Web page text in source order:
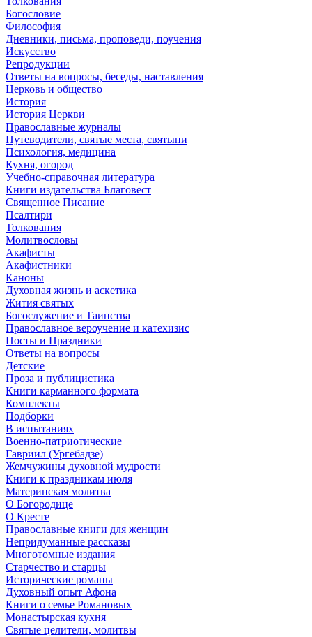
Богословие
Философия
Дневники, письма, проповеди, поучения
Искусство
Репродукции
Ответы на вопросы, беседы, наставления
Церковь и общество
История
История Церкви
Православные журналы
Путеводители, святые места, святыни
Психология, медицина
Кухня, огород
Учебно-справочная литература
Книги издательства Благовест
Священное Писание
Псалтири
Толкования
Молитвословы
Акафисты
Акафистники
Каноны
Духовная жизнь и аскетика
Жития святых
Богослужение и Таинства
Православное вероучение и катехизис
Посты и Праздники
Ответы на вопросы
Детские
Проза и публицистика
Книги карманного формата
Комплекты
Подборки
В испытаниях
Военно-патриотические
Гавриил (Ургебадзе)
Жемчужины духовной мудрости
Книги к праздникам июля
Материнская молитва
О Богородице
О Кресте
Православные книги для женщин
Непридуманные рассказы
Многотомные издания
Старчество и старцы
Исторические романы
Духовный опыт Афона
Книги о семье Романовых
Монастырская кухня
Святые целители, молитвы